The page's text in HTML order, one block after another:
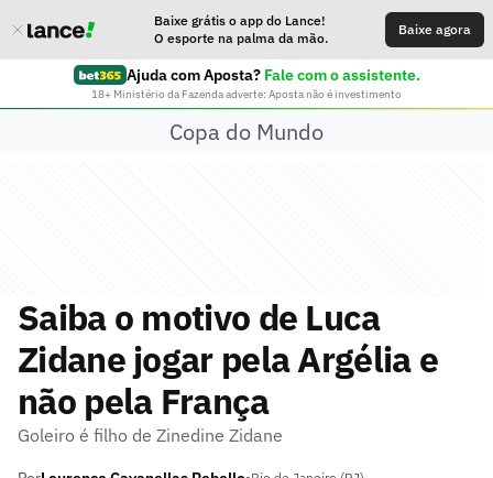
Baixe grátis o app do Lance!
O esporte na palma da mão.
Baixe agora
Ajuda com Aposta? Fale com o assistente.
18+ Ministério da Fazenda adverte: Aposta não é investimento
Copa do Mundo
Saiba o motivo de Luca
Zidane jogar pela Argélia e
não pela França
Goleiro é filho de Zinedine Zidane